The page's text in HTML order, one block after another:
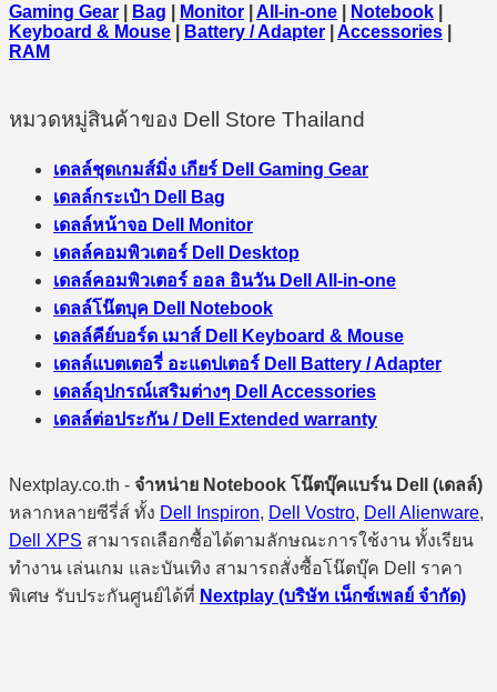
Gaming Gear
Bag Monitor All-in-one Notebook
Keyboard & Mouse
Battery / Adapter Accessories
RAM
หมวดหมู่สินค้าของ Dell Store Thailand
เดลล์ชุดเกมส์มิ่ง เกียร์ Dell Gaming Gear
เดลล์กระเป๋า Dell Bag
เดลล์หน้าจอ Dell Monitor
เดลล์คอมพิวเตอร์ Dell Desktop
เดลล์คอมพิวเตอร์ ออล อินวัน Dell All-in-one
เดลล์โน๊ตบุค Dell Notebook
เดลล์คีย์บอร์ด เมาส์ Dell Keyboard & Mouse
เดลล์แบตเตอรี่ อะแดปเตอร์ Dell Battery / Adapter
เดลล์อุปกรณ์เสริมต่างๆ Dell Accessories
เดลล์ต่อประกัน / Dell Extended warranty
Nextplay.co.th - จำหน่าย Notebook โน๊ตบุ๊คแบร์น Dell (เดลล์)
หลากหลายซีรี่ส์ ทั้ง Dell Inspiron, Dell Vostro, Dell Alienware,
Dell XPS สามารถเลือกซื้อได้ตามลักษณะการใช้งาน ทั้งเรียน
ทำงาน เล่นเกม และบันเทิง สามารถสั่งซื้อโน๊ตบุ๊ค Dell ราคา
พิเศษ รับประกันศูนย์ได้ที่ Nextplay (บริษัท เน็กซ์เพลย์ จำกัด)